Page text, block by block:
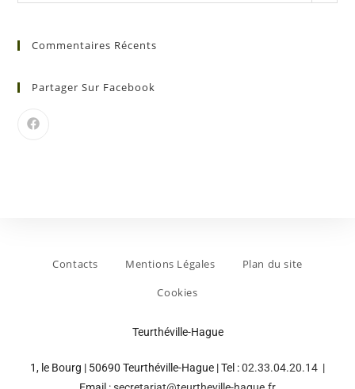
Commentaires Récents
Partager Sur Facebook
Contacts Mentions Légales
Plan du site
Cookies
Teurthéville-Hague
1, le Bourg | 50690 Teurthéville-Hague | Tel :02.33.04.20.14 |